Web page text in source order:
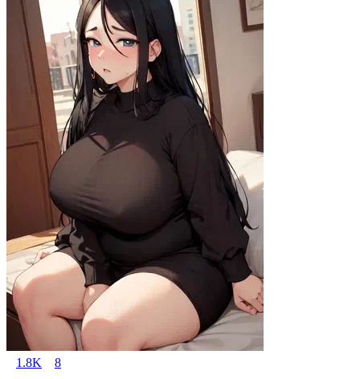
1.8K 8